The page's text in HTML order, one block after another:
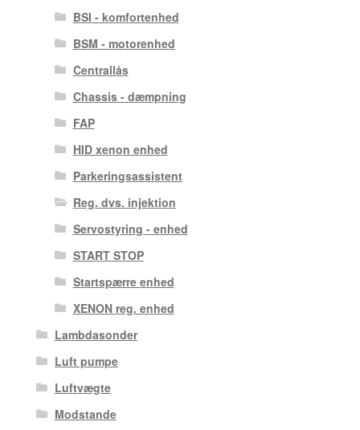
BSI - komfortenhed
BSM - motorenhed
Centrallås
Chassis - dæmpning
FAP
HID xenon enhed
Parkeringsassistent
Reg. dvs. injektion
Servostyring - enhed
START STOP
Startspærre enhed
XENON reg. enhed
Lambdasonder
Luft pumpe
Luftvægte
Modstande